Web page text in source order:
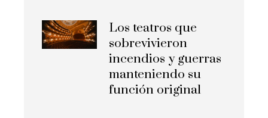
Los teatros que
sobrevivieron
incendios y guerras
manteniendo su
función original